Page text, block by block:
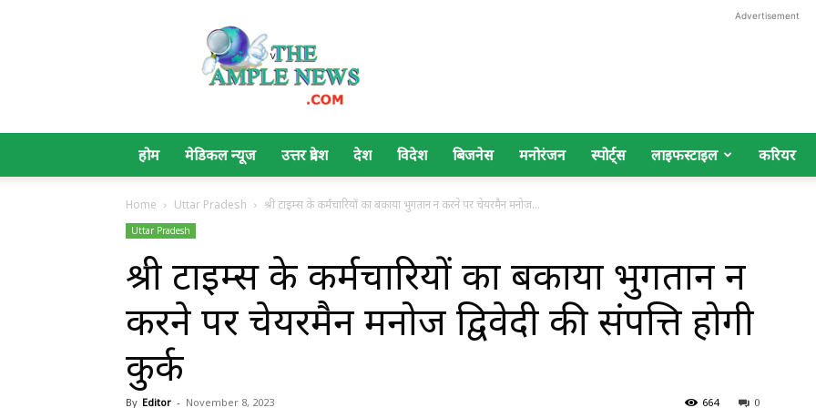
Ample
News
Advertisement
होम मेडिकल न्यूज उत्तर प्रदेश देश विदेश बिजनेस मनोरंजन स्पोर्ट्स लाइफस्टाइल करियर
Home Uttar Pradesh श्री टाइम्स के कर्मचारियों का बकाया भुगतान न करने पर चेयरमैन मनोज...
Uttar Pradesh
श्री टाइम्स के कर्मचारियों का बकाया भुगतान न
करने पर चेयरमैन मनोज द्विवेदी की संपत्ति होगी
कुर्क
By Editor - November 8, 2023 0
664